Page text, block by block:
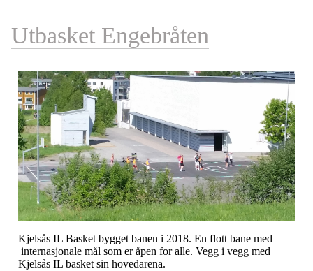
Utbasket Engebråten
Kjelsås IL Basket bygget banen i 2018. En flott bane med
internasjonale mål som er åpen for alle. Vegg i vegg med
Kjelsås IL basket sin hovedarena.